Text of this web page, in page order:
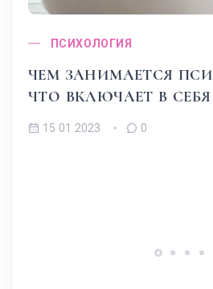
ПСИХОЛОГИЯ
ЧЕМ ЗАНИМАЕТСЯ
ЧТО ВКЛЮЧАЕТ В СЕБЯ
15 01 2023 0